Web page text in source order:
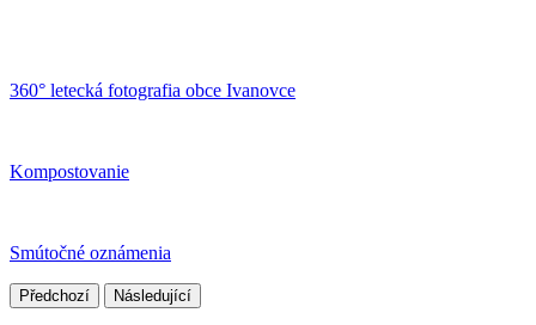
360° letecká fotografia obce Ivanovce
Kompostovanie
Smútočné oznámenia
Předchozí Následující